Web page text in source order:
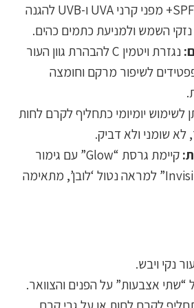
SPF50+ מפני קרני UVA ו-UVB להגנה
השמש ולמניעת כתמים כהים.
נגזרת ויטמין C להבהרת גוון העור
לשיפור מרקם וחומצה
לשימוש יומיומי כתחליף לקרם לחות
שומני ולא דביק.
קיימת גרסת “Glow” עם גימור
זוהר וגרסת “Invisible” למראה נטול ‘לובן’, מתאימה
נקי ויבש.
“שתי אצבעות” על הפנים והצוואר.